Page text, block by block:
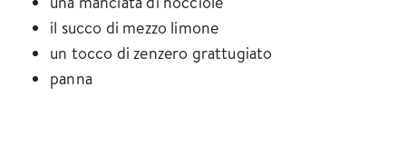
il succo di mezzo limone
un tocco di zenzero grattugiato
panna